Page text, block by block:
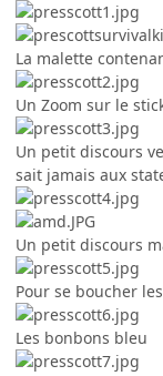
La malette
Un Zoom sur le
Un petit discours
sait jamais aux
Un petit discours
Pour se boucher
Les bonbons bleu